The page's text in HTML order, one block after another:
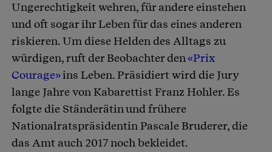
Ungerechtigkeit wehren, für andere einstehen
und oft sogar ihr Leben für das eines anderen
riskieren. Um diese Helden des Alltags zu
würdigen, ruft der Beobachter den«Prix
Courage»ins Leben. Präsidiert wird die Jury
lange Jahre von Kabarettist Franz Hohler. Es
folgte die Ständerätin und frühere
Nationalratspräsidentin Pascale Bruderer, die
das Amt auch 2017 noch bekleidet.